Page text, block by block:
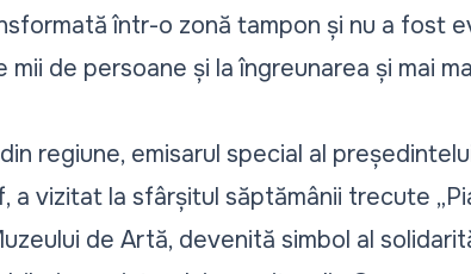
într-o zonă tampon și nu a fost
mii de persoane și la îngreunarea și mai
regiune, emisarul special al
a vizitat la sfârșitul săptămânii trecute
de Artă, devenită simbol al